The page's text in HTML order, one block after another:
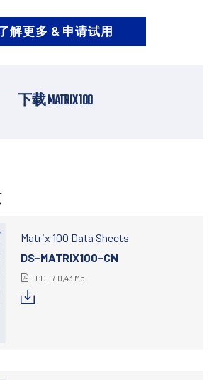
解更多 & 申请试用
下载 MATRIX 100
Matrix 100 Data Sheets
DS-MATRIX100-CN
PDF / 0,43 Mb